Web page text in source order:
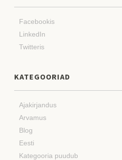
Facebookis
LinkedIn
Twitteris
KATEGOORIAD
Ajakirjandus
Arvamus
Blog
Eesti
Kategooria puudub